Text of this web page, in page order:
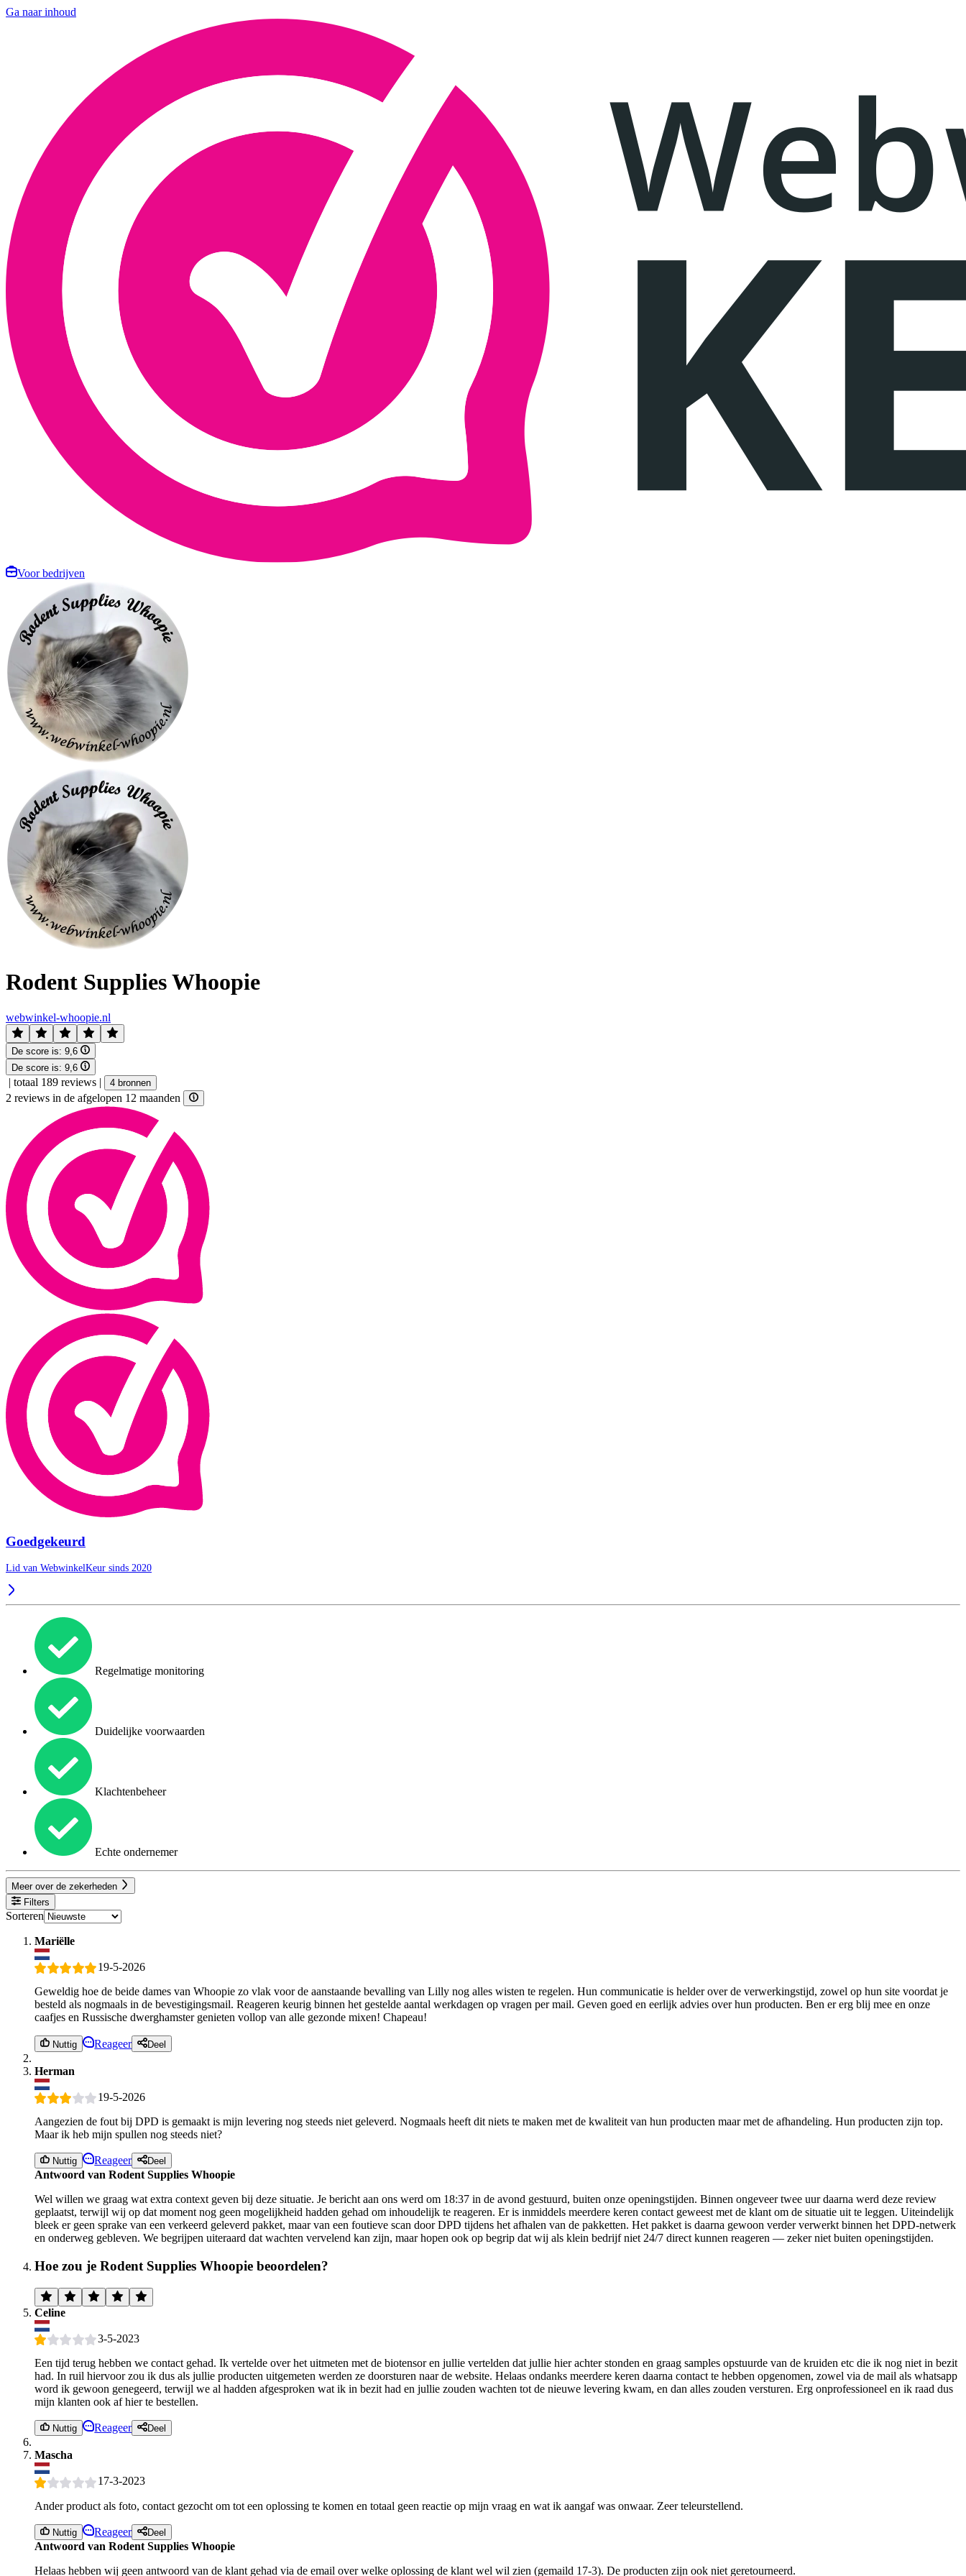
Ga naar inhoud
Voor bedrijven
Rodent Supplies Whoopie
webwinkel-whoopie.nl
De score is: 9,6
De score is: 9,6
| totaal 189 reviews | 4 bronnen
2 reviews in de afgelopen 12 maanden
Goedgekeurd
Lid van WebwinkelKeur sinds 2020
Regelmatige monitoring
Duidelijke voorwaarden
Klachtenbeheer
Echte ondernemer
Meer over de zekerheden
Filters
Sorteren
Mariëlle
19-5-2026
Geweldig hoe de beide dames van Whoopie zo vlak voor de aanstaande bevalling van Lilly nog alles wisten te regelen. Hun communicatie is helder over de verwerkingstijd, zowel op hun site voordat je
besteld als nogmaals in de bevestigingsmail. Reageren keurig binnen het gestelde aantal werkdagen op vragen per mail. Geven goed en eerlijk advies over hun producten. Ben er erg blij mee en onze
caafjes en Russische dwerghamster genieten vollop van alle gezonde mixen! Chapeau!
Nuttig Reageer Deel
Herman
19-5-2026
Aangezien de fout bij DPD is gemaakt is mijn levering nog steeds niet geleverd. Nogmaals heeft dit niets te maken met de kwaliteit van hun producten maar met de afhandeling. Hun producten zijn top.
Maar ik heb mijn spullen nog steeds niet?
Nuttig Reageer Deel
Antwoord van Rodent Supplies Whoopie
Wel willen we graag wat extra context geven bij deze situatie. Je bericht aan ons werd om 18:37 in de avond gestuurd, buiten onze openingstijden. Binnen ongeveer twee uur daarna werd deze review
geplaatst, terwijl wij op dat moment nog geen mogelijkheid hadden gehad om inhoudelijk te reageren. Er is inmiddels meerdere keren contact geweest met de klant om de situatie uit te leggen. Uiteindelijk
bleek er geen sprake van een verkeerd geleverd pakket, maar van een foutieve scan door DPD tijdens het afhalen van de pakketten. Het pakket is daarna gewoon verder verwerkt binnen het DPD-netwerk
en onderweg gebleven. We begrijpen uiteraard dat wachten vervelend kan zijn, maar hopen ook op begrip dat wij als klein bedrijf niet 24/7 direct kunnen reageren — zeker niet buiten openingstijden.
Hoe zou je Rodent Supplies Whoopie beoordelen?
Celine
3-5-2023
Een tijd terug hebben we contact gehad. Ik vertelde over het uitmeten met de biotensor en jullie vertelden dat jullie hier achter stonden en graag samples opstuurde van de kruiden etc die ik nog niet in bezit
had. In ruil hiervoor zou ik dus als jullie producten uitgemeten werden ze doorsturen naar de website. Helaas ondanks meerdere keren daarna contact te hebben opgenomen, zowel via de mail als whatsapp
word ik gewoon genegeerd, terwijl we al hadden afgesproken wat ik in bezit had en jullie zouden wachten tot de nieuwe levering kwam, en dan alles zouden versturen. Erg onprofessioneel en ik raad dus
mijn klanten ook af hier te bestellen.
Nuttig Reageer Deel
Mascha
17-3-2023
Ander product als foto, contact gezocht om tot een oplossing te komen en totaal geen reactie op mijn vraag en wat ik aangaf was onwaar. Zeer teleurstellend.
Nuttig Reageer Deel
Antwoord van Rodent Supplies Whoopie
Helaas hebben wij geen antwoord van de klant gehad via de email over welke oplossing de klant wel wil zien (gemaild 17-3). De producten zijn ook niet geretourneerd.